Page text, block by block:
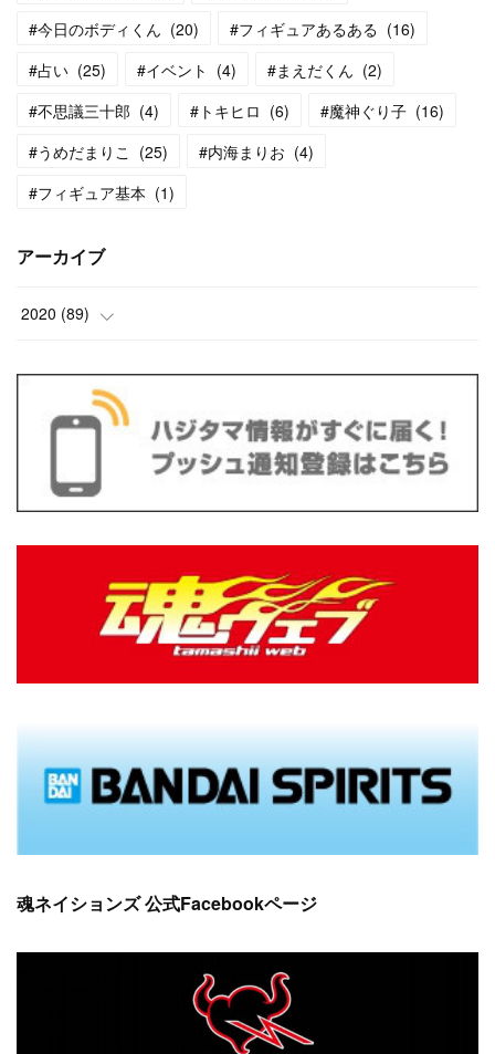
#今日のボディくん (20) #フィギュアあるある (16)
#占い (25) #イベント (4) #まえだくん (2)
#不思議三十郎 (4) #トキヒロ (6) #魔神ぐり子 (16)
#うめだまりこ
(25) #内海まりお (4)
#フィギュア基本 (1)
アーカイブ
2020 (89)
(10)
(18)
魂ネイションズ 公式Facebookページ